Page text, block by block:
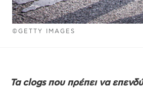
©GETTY IMAGES
Τα clogs που πρέπει να